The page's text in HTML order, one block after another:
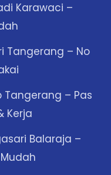
Karawaci –
Tangerang – No
Tangerang – Pas
Kerja
Balaraja –